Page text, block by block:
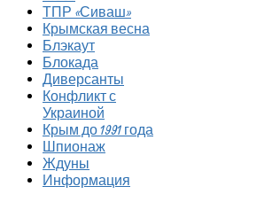
ТПР «Сиваш»
Крымская весна
Блэкаут
Блокада
Диверсанты
Конфликт с
Украиной
Крым до 1991 года
Шпионаж
Ждуны
Информация